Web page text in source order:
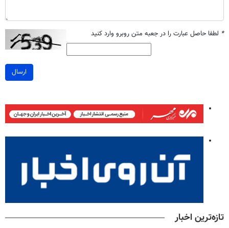
* لطفا حاصل عبارت را در جعبه متن روبرو وارد کنید
ارسال
تازه‌ترین اخبار